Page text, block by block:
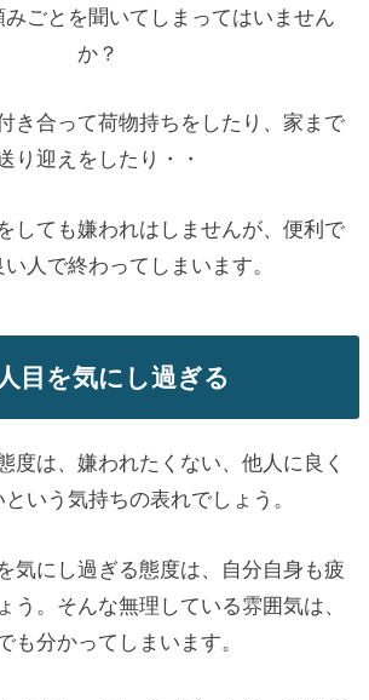
ごとを聞いてしまってはいません
か？
き合って荷物持ちをしたり、家まで
り迎えをしたり・・
しても嫌われはしませんが、便利で
人で終わってしまいます。
目を気にし過ぎる
度は、嫌われたくない、他人に良く
いう気持ちの表れでしょう。
気にし過ぎる態度は、自分自身も疲
う。そんな無理している雰囲気は、
も分かってしまいます。